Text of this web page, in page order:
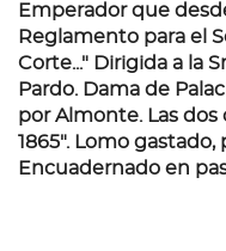
Emperador que
Reglamento para el
Corte..." Dirigida a la
Pardo. Dama de
por Almonte. Las dos
1865". Lomo
Encuadernado en